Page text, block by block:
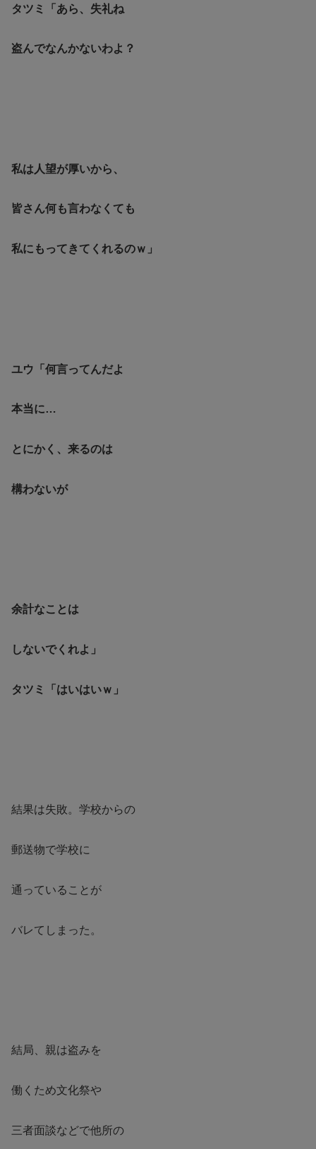
タツミ「あら、失礼ね
盗んでなんかないわよ？
私は人望が厚いから、
皆さん何も言わなくても
私にもってきてくれるのｗ」
ユウ「何言ってんだよ
本当に…
とにかく、来るのは
構わないが
余計なことは
しないでくれよ」
タツミ「はいはいｗ」
結果は失敗。学校からの
郵送物で学校に
通っていることが
バレてしまった。
結局、親は盗みを
働くため文化祭や
三者面談などで他所の